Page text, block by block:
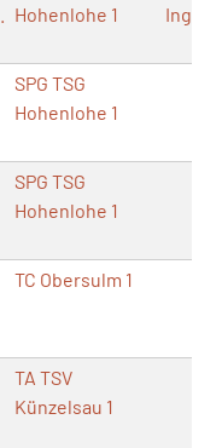
Hohenlohe 1
SPG TSG
Hohenlohe 1
SPG TSG
Hohenlohe 1
TC Obersulm 1
TA TSV
Künzelsau 1